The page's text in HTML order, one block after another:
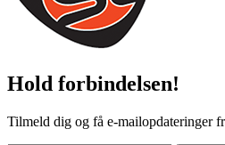
Hold forbindelsen!
Tilmeld dig og få e-mailopdateringer